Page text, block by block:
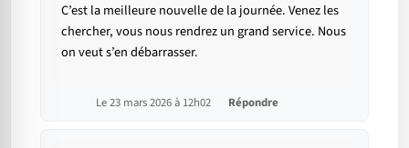
C’est la meilleure nouvelle de la journée. Venez les
chercher, vous nous rendrez un grand service. Nous
on veut s’en débarrasser.
Le 23 mars 2026 à 12h02 Répondre